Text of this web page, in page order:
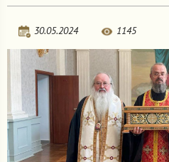
30.05.2024 1145